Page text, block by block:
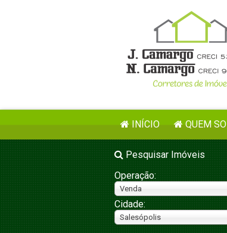
INÍCIO QUEM
Pesquisar Imóveis
Operação:
Venda
Cidade:
Salesópolis